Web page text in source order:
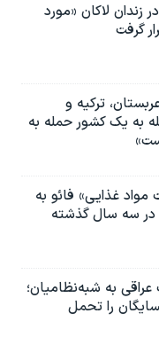
زندان لاکان «مورد
گرفت
ترکیه و
به یک کشور حمله به
غذایی» فائو به
در سه سال گذشته
به شبه‌نظامیان؛
را تحمل